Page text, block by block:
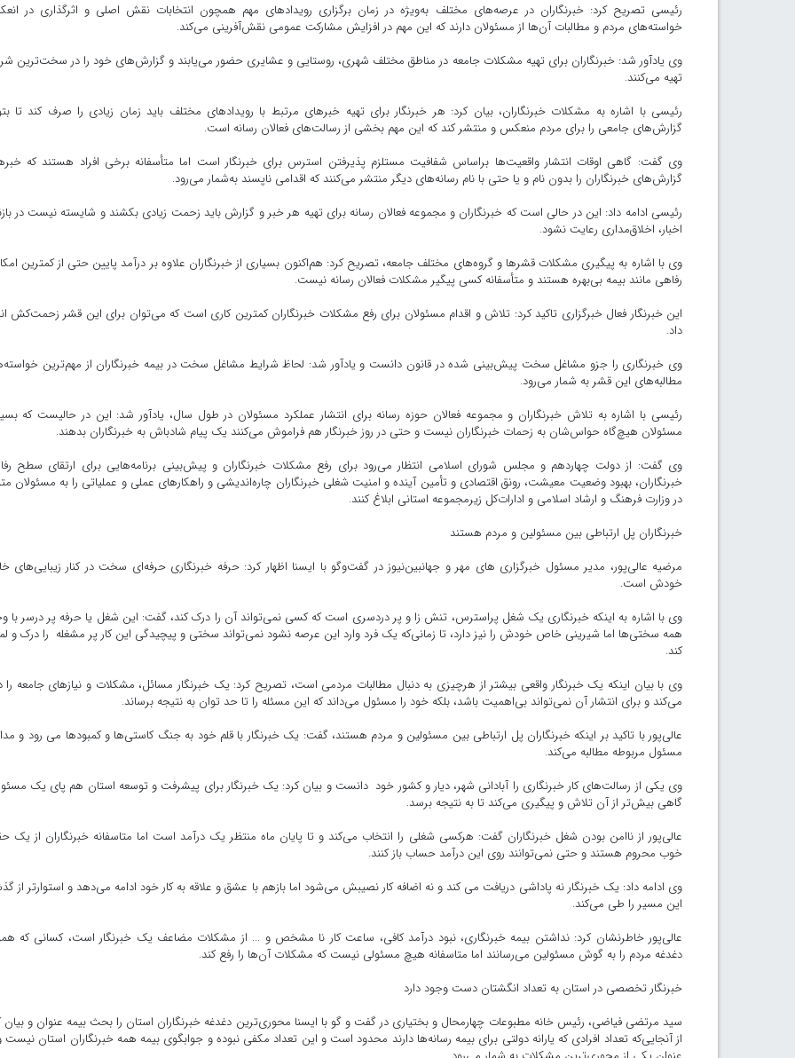
رئیسی تصریح کرد: خبرنگاران در عرصه‌های مختلف به‌ویژه در زمان برگزاری رویدادهای مهم همچون انتخابات نقش اصلی و اثرگذاری در
خواسته‌های مردم و مطالبات آن‌ها از مسئولان دارند که این مهم در افزایش مشارکت عمومی نقش‌آفرینی می‌کند.
وی یادآور شد: خبرنگاران برای تهیه مشکلات جامعه در مناطق مختلف شهری، روستایی و عشایری حضور می‌یابند و گزارش‌های خود را در سخت‌ترین
تهیه می‌کنند.
رئیسی با اشاره به مشکلات خبرنگاران، بیان کرد: هر خبرنگار برای تهیه خبرهای مرتبط با رویدادهای مختلف باید زمان زیادی را صرف کند تا
گزارش‌های جامعی را برای مردم منعکس و منتشر کند که این مهم بخشی از رسالت‌های فعالان رسانه است.
وی گفت: گاهی اوقات انتشار واقعیت‌ها براساس شفافیت مستلزم پذیرفتن استرس برای خبرنگار است اما متأسفانه برخی افراد هستند که
گزارش‌های خبرنگاران را بدون نام و یا حتی با نام رسانه‌های دیگر منتشر می‌کنند که اقدامی ناپسند به‌شمار می‌رود.
رئیسی ادامه داد: این در حالی است که خبرنگاران و مجموعه فعالان رسانه برای تهیه هر خبر و گزارش باید زحمت زیادی بکشند و شایسته نیست در
اخبار، اخلاق‌مداری رعایت نشود.
وی با اشاره به پیگیری مشکلات قشرها و گروه‌های مختلف جامعه، تصریح کرد: هم‌اکنون بسیاری از خبرنگاران علاوه بر درآمد پایین حتی از کمترین
رفاهی مانند بیمه بی‌بهره هستند و متأسفانه کسی پیگیر مشکلات فعالان رسانه نیست.
این خبرنگار فعال خبرگزاری تاکید کرد: تلاش و اقدام مسئولان برای رفع مشکلات خبرنگاران کمترین کاری است که می‌توان برای این قشر زحمت‌کش
داد.
وی خبرنگاری را جزو مشاغل سخت پیش‌بینی شده در قانون دانست و یادآور شد: لحاظ شرایط مشاغل سخت در بیمه خبرنگاران از مهم‌ترین
مطالبه‌های این قشر به شمار می‌رود.
رئیسی با اشاره به تلاش خبرنگاران و مجموعه فعالان حوزه رسانه برای انتشار عملکرد مسئولان در طول سال، یادآور شد: این در حالیست که
مسئولان هیچ‌گاه حواس‌شان به زحمات خبرنگاران نیست و حتی در روز خبرنگار هم فراموش می‌کنند یک پیام شادباش به خبرنگاران بدهند.
وی گفت: از دولت چهاردهم و مجلس شورای اسلامی انتظار می‌رود برای رفع مشکلات خبرنگاران و پیش‌بینی برنامه‌هایی برای ارتقای سطح
خبرنگاران، بهبود وضعیت معیشت، رونق اقتصادی و تأمین آینده و امنیت شغلی خبرنگاران چاره‌اندیشی و راهکارهای عملی و عملیاتی را به مسئولان
در وزارت فرهنگ و ارشاد اسلامی و ادارات‌کل زیرمجموعه استانی ابلاغ کنند.
خبرنگاران پل ارتباطی بین مسئولین و مردم هستند
مرضیه عالی‌پور، مدیر مسئول خبرگزاری های مهر و جهانبین‌نیوز در گفت‌وگو با ایسنا اظهار کرد: حرفه خبرنگاری حرفه‌ای سخت در کنار زیبایی‌های
خودش است.
وی با اشاره به اینکه خبرنگاری یک شغل پراسترس، تنش زا و پر دردسری است که کسی نمی‌تواند آن را درک کند، گفت: این شغل یا حرفه پر درسر با
همه سختی‌ها اما شیرینی خاص خودش را نیز دارد، تا زمانی‌که یک فرد وارد این عرصه نشود نمی‌تواند سختی و پیچیدگی این کار پر مشغله را درک و
کند.
وی با بیان اینکه یک خبرنگار واقعی بیشتر از هرچیزی به دنبال مطالبات مردمی است، تصریح کرد: یک خبرنگار مسائل، مشکلات و نیازهای جامعه را
می‌کند و برای انتشار آن نمی‌تواند بی‌اهمیت باشد، بلکه خود را مسئول می‌داند که این مسئله را تا حد توان به نتیجه برساند.
عالی‌پور با تاکید بر اینکه خبرنگاران پل ارتباطی بین مسئولین و مردم هستند، گفت: یک خبرنگار با قلم خود به جنگ کاستی‌ها و کمبودها می رود و
مسئول مربوطه مطالبه می‌کند.
وی یکی از رسالت‌های کار خبرنگاری را آبادانی شهر، دیار و کشور خود دانست و بیان کرد: یک خبرنگار برای پیشرفت و توسعه استان هم پای یک
گاهی بیش‌تر از آن تلاش و پیگیری می‌کند تا به نتیجه برسد.
عالی‌پور از ناامن بودن شغل خبرنگاران گفت: هرکسی شغلی را انتخاب می‌کند و تا پایان ماه منتظر یک درآمد است اما متاسفانه خبرنگاران از یک
خوب محروم هستند و حتی نمی‌توانند روی این درآمد حساب باز کنند.
وی ادامه داد: یک خبرنگار نه پاداشی دریافت می کند و نه اضافه کار نصیبش می‌شود اما بازهم با عشق و علاقه به کار خود ادامه می‌دهد و استوارتر از
این مسیر را طی می‌کند.
عالی‌پور خاطرنشان کرد: نداشتن بیمه خبرنگاری، نبود درآمد کافی، ساعت کار نا مشخص و ... از مشکلات مضاعف یک خبرنگار است، کسانی که
دغدغه مردم را به گوش مسئولین می‌رسانند اما متاسفانه هیچ مسئولی نیست که مشکلات آن‌ها را رفع کند.
خبرنگار تخصصی در استان به تعداد انگشتان دست وجود دارد
سید مرتضی فیاضی، رئیس خانه مطبوعات چهارمحال و بختیاری در گفت و گو با ایسنا محوری‌ترین دغدغه خبرنگاران استان را بحث بیمه عنوان و بیان
از آنجایی‌که تعداد افرادی که یارانه دولتی برای بیمه رسانه‌ها دارند محدود است و این تعداد مکفی نبوده و جوابگوی بیمه همه خبرنگاران استان نیست